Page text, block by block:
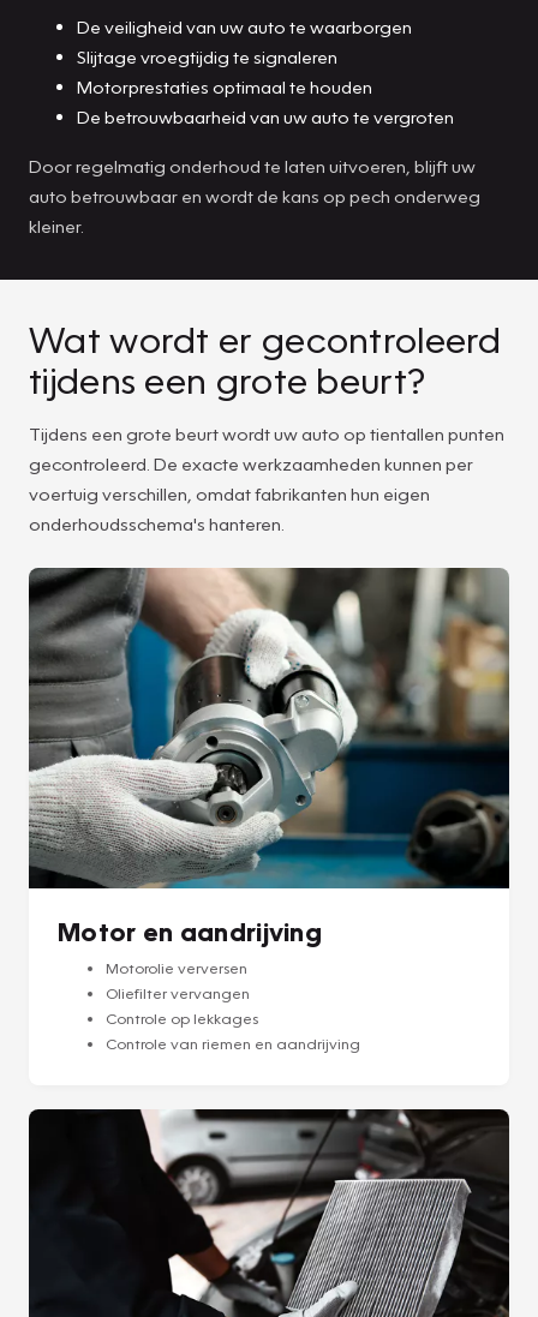
De veiligheid van uw auto te waarborgen
Slijtage vroegtijdig te signaleren
Motorprestaties optimaal te houden
De betrouwbaarheid van uw auto te vergroten
Door regelmatig onderhoud te laten uitvoeren, blijft uw
auto betrouwbaar en wordt de kans op pech onderweg
kleiner.
Wat wordt er gecontroleerd
tijdens een grote beurt?
Tijdens een grote beurt wordt uw auto op tientallen punten
gecontroleerd. De exacte werkzaamheden kunnen per
voertuig verschillen, omdat fabrikanten hun eigen
onderhoudsschema's hanteren.
Motor en aandrijving
Motorolie verversen
Oliefilter vervangen
Controle op lekkages
Controle van riemen en aandrijving